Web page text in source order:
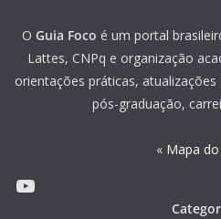
O Guia Foco é um portal
Lattes, CNPq e organização
orientações práticas,
pós-graduação,
« Mapa
Youtube